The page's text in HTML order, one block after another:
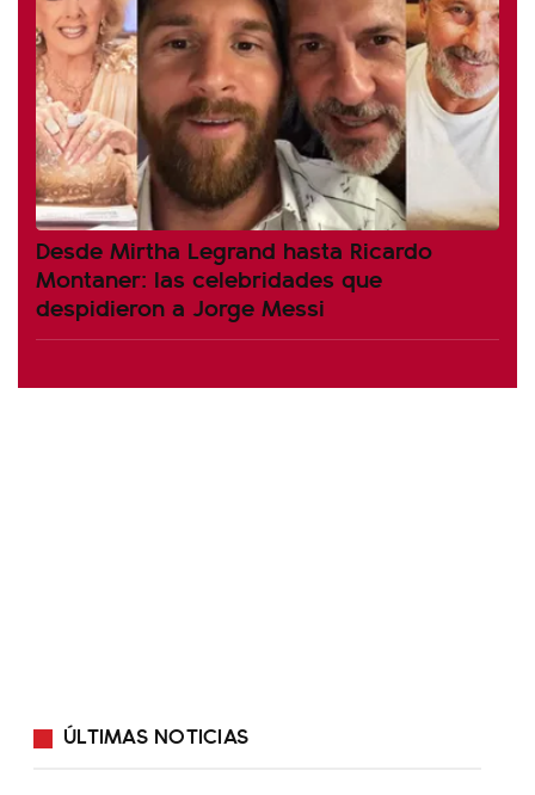
Desde Mirtha Legrand hasta Ricardo
Montaner: las celebridades que
despidieron a Jorge Messi
ÚLTIMAS NOTICIAS